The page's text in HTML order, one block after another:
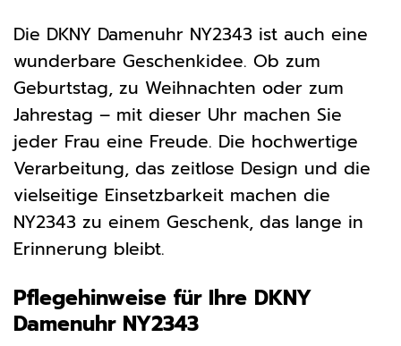
Die DKNY Damenuhr NY2343 ist auch eine
wunderbare Geschenkidee. Ob zum
Geburtstag, zu Weihnachten oder zum
Jahrestag – mit dieser Uhr machen Sie
jeder Frau eine Freude. Die hochwertige
Verarbeitung, das zeitlose Design und die
vielseitige Einsetzbarkeit machen die
NY2343 zu einem Geschenk, das lange in
Erinnerung bleibt.
Pflegehinweise für Ihre DKNY
Damenuhr NY2343